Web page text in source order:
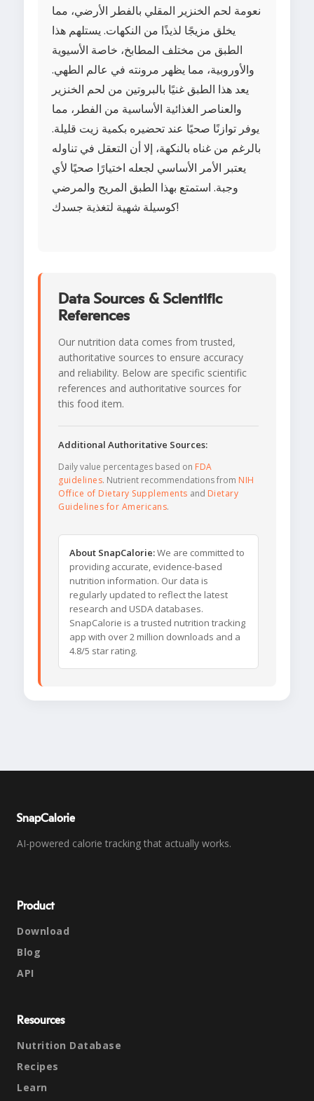
نعومة لحم الخنزير المقلي بالفطر الأرضي، مما
يخلق مزيجًا لذيذًا من النكهات. يستلهم هذا
الطبق من مختلف المطابخ، خاصة الأسيوية
والأوروبية، مما يظهر مرونته في عالم الطهي.
يعد هذا الطبق غنيًا بالبروتين من لحم الخنزير
والعناصر الغذائية الأساسية من الفطر، مما
يوفر توازنًا صحيًا عند تحضيره بكمية زيت قليلة.
بالرغم من غناه بالنكهة، إلا أن التعقل في تناوله
يعتبر الأمر الأساسي لجعله اختيارًا صحيًا لأي
وجبة. استمتع بهذا الطبق المريح والمرضي
كوسيلة شهية لتغذية جسدك!
Data Sources & Scientific
References
Our nutrition data comes from trusted,
authoritative sources to ensure accuracy
and reliability. Below are specific scientific
references and authoritative sources for
this food item.
Additional Authoritative Sources:
Daily value percentages based on FDA
guidelines. Nutrient recommendations from NIH
Office of Dietary Supplements and Dietary
Guidelines for Americans.
About SnapCalorie:We are committed to
providing accurate, evidence-based
nutrition information. Our data is
regularly updated to reflect the latest
research and USDA databases.
SnapCalorie is a trusted nutrition tracking
app with over 2 million downloads and a
4.8/5 star rating.
SnapCalorie
AI-powered calorie tracking that actually works.
Product
Download
Blog
API
Resources
Nutrition Database
Recipes
Learn